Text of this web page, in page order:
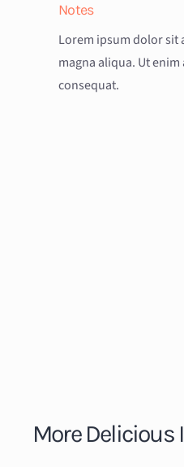
Notes
Lorem ipsum dolor sit
magna aliqua. Ut
consequat.
More Delicious